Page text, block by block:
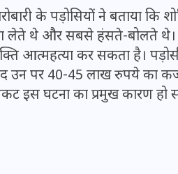
के पड़ोसियों ने बताया कि
लेते थे और सबसे हंसते-बोलते थे।
आत्महत्या कर सकता है।
पर 40-45 लाख रुपये का कर्ज
इस घटना का प्रमुख कारण
जिस कमरे में बिना
के बीते 4 साल, उसे
हुए बृजभूषण सिंह,